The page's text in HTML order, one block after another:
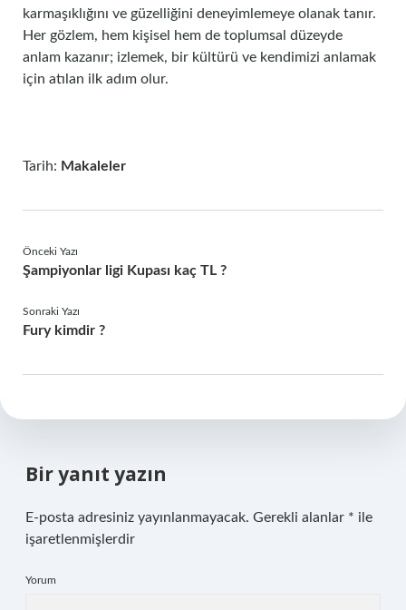
karmaşıklığını ve güzelliğini deneyimlemeye olanak tanır.
Her gözlem, hem kişisel hem de toplumsal düzeyde
anlam kazanır; izlemek, bir kültürü ve kendimizi anlamak
için atılan ilk adım olur.
Tarih: Makaleler
Önceki Yazı
Şampiyonlar ligi Kupası kaç TL ?
Sonraki Yazı
Fury kimdir ?
Bir yanıt yazın
E-posta adresiniz yayınlanmayacak. Gerekli alanlar * ile
işaretlenmişlerdir
Yorum